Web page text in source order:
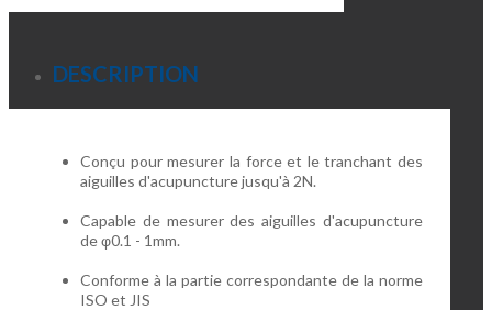
DESCRIPTION
Conçu pour mesurer la force et le tranchant des
aiguilles d'acupuncture jusqu'à 2N.
Capable de mesurer des aiguilles d'acupuncture
de φ0.1 - 1mm.
Conforme à la partie correspondante de la norme
ISO et JIS